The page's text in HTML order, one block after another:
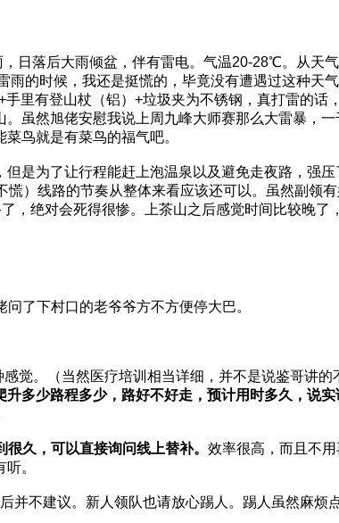
日落后大雨倾盆，伴有雷电。气温20-28℃。从天
的时候，我还是挺慌的，毕竟没有遭遇过这种天
里有登山杖（铝）+垃圾夹为不锈钢，真打雷的话
虽然旭佬安慰我说上周九峰大师赛那么大雷暴，
鸟就是有菜鸟的福气吧。
是为了让行程能赶上泡温泉以及避免走夜路，强
）线路的节奏从整体来看应该还可以。虽然副领
，绝对会死得很惨。上茶山之后感觉时间比较晚了
了下村口的老爷爷方不方便停大巴。
觉。（当然医疗培训相当详细，并不是说鉴哥讲的
多少路程多少，路好不好走，预计用时多久，说
久，可以直接询问线上替补。 效率很高，而且不用
。
并不建议。新人领队也请放心踢人。踢人虽然麻烦